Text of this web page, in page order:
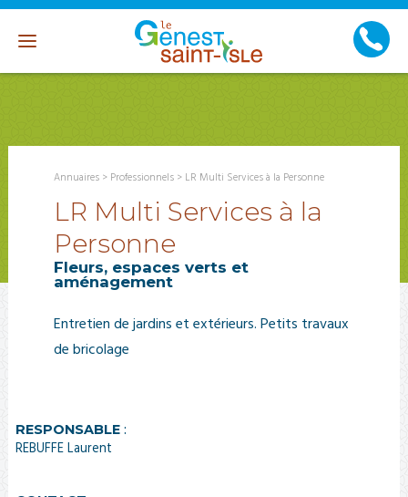
Annuaires > Professionnels > LR Multi Services à la Personne
LR Multi Services à la
Personne
Fleurs, espaces verts et
aménagement
Entretien de jardins et extérieurs. Petits travaux
de bricolage
RESPONSABLE :
REBUFFE Laurent